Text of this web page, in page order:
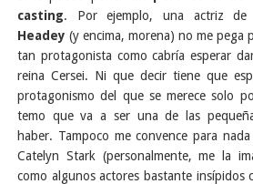
casting. Por ejemplo, una actriz de
Headey (y encima, morena) no me pega
tan protagonista como cabría esperar
reina Cersei. Ni que decir tiene que
protagonismo del que se merece solo
temo que va a ser una de las
haber. Tampoco me convence para nada
Catelyn Stark (personalmente, me la
como algunos actores bastante insípidos